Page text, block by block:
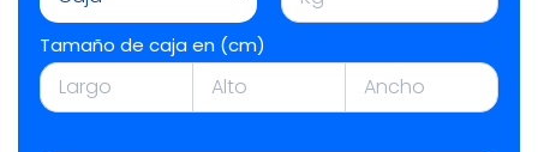
Tamaño de caja en (cm)